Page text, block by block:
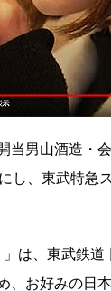
男山酒造・
し、東武特急
は、東武鉄
、お好みの日